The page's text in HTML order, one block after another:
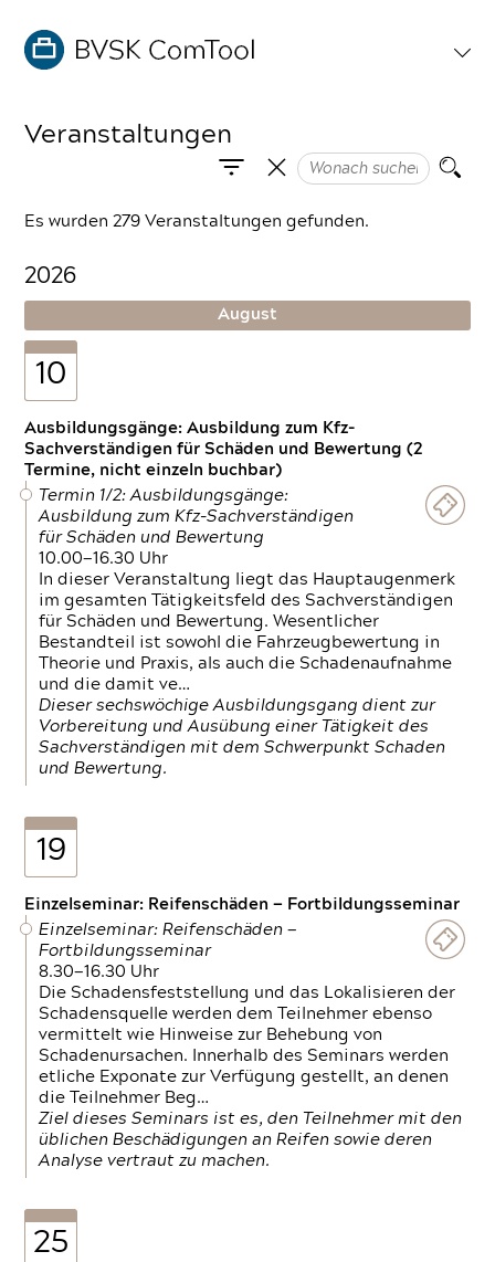
Veranstaltungen
Es wurden 279 Veranstaltungen gefunden.
2026
August
10
Ausbildungsgänge: Ausbildung zum Kfz-
Sachverständigen für Schäden und Bewertung (2
Termine, nicht einzeln buchbar)
Termin 1/2: Ausbildungsgänge:
Ausbildung zum Kfz-Sachverständigen
für Schäden und Bewertung
10.00—16.30 Uhr
In dieser Veranstaltung liegt das Hauptaugenmerk
im gesamten Tätigkeitsfeld des Sachverständigen
für Schäden und Bewertung. Wesentlicher
Bestandteil ist sowohl die Fahrzeugbewertung in
Theorie und Praxis, als auch die Schadenaufnahme
und die damit ve…
Dieser sechswöchige Ausbildungsgang dient zur
Vorbereitung und Ausübung einer Tätigkeit des
Sachverständigen mit dem Schwerpunkt Schaden
und Bewertung.
19
Einzelseminar: Reifenschäden — Fortbildungsseminar
Einzelseminar: Reifenschäden —
Fortbildungsseminar
8.30—16.30 Uhr
Die Schadensfeststellung und das Lokalisieren der
Schadensquelle werden dem Teilnehmer ebenso
vermittelt wie Hinweise zur Behebung von
Schadenursachen. Innerhalb des Seminars werden
etliche Exponate zur Verfügung gestellt, an denen
die Teilnehmer Beg…
Ziel dieses Seminars ist es, den Teilnehmer mit den
üblichen Beschädigungen an Reifen sowie deren
Analyse vertraut zu machen.
25